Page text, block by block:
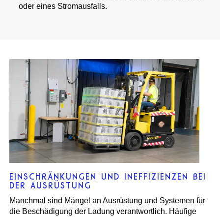
oder eines Stromausfalls.
EINSCHRÄNKUNGEN UND INEFFIZIENZEN BEI
DER AUSRÜSTUNG
Manchmal sind Mängel an Ausrüstung und Systemen für
die Beschädigung der Ladung verantwortlich. Häufige